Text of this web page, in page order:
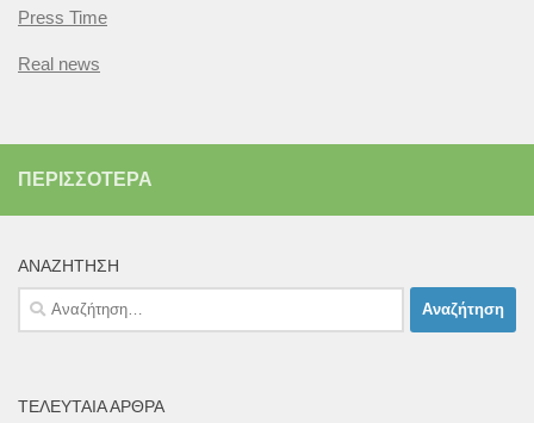
Press Time
Real news
ΠΕΡΙΣΣΌΤΕΡΑ
ΑΝΑΖΉΤΗΣΗ
Αναζήτηση
για:
ΤΕΛΕΥΤΑΊΑ ΆΡΘΡΑ